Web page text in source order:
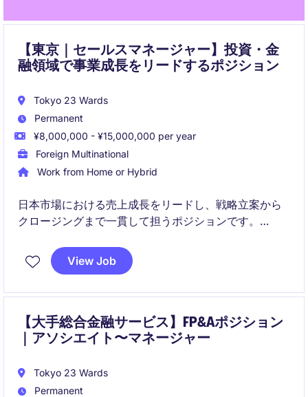
【東京｜セールスマネージャー】投資・金
融領域で事業成長をリードするポジション
Tokyo 23 Wards
Permanent
¥8,000,000 - ¥15,000,000 per year
Foreign Multinational
Work from Home or Hybrid
日本市場における売上成長をリードし、戦略立案から
クロージングまで一貫して担うポジションです。
金融・投資分野のパートナーと連携し、長期的な関係
構築と成果創出を目指します。
View Job
【大手総合金融サービス】FP&Aポジション
｜アソシエイト〜マネージャー
Tokyo 23 Wards
Permanent